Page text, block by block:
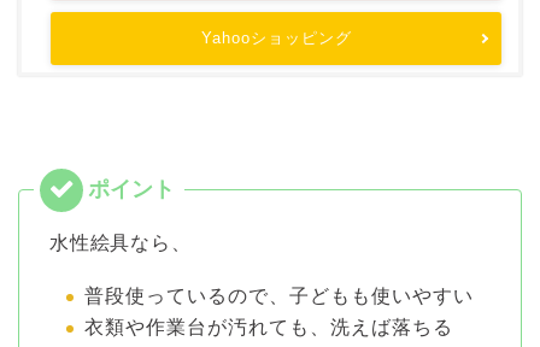
Yahooショッピング
水性絵具なら、
普段使っているので、子どもも使いやすい
衣類や作業台が汚れても、洗えば落ちる